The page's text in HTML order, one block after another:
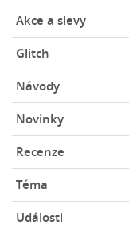
Akce a slevy
Glitch
Návody
Novinky
Recenze
Téma
Události